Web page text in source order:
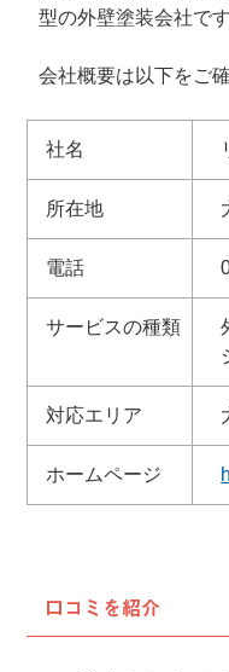
型の外壁塗装会社です
会社概要は以下をご
社名
所在地
電話
サービスの種類
対応エリア
ホームページ
口コミを紹介